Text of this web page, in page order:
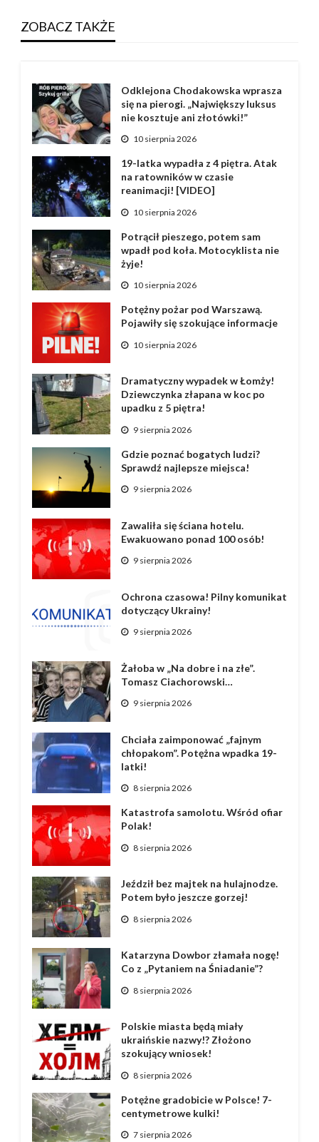
ZOBACZ TAKŻE
Odklejona Chodakowska wprasza
się na pierogi. „Największy luksus
nie kosztuje ani złotówki!”
10 sierpnia 2026
19-latka wypadła z 4 piętra. Atak
na ratowników w czasie
reanimacji! [VIDEO]
10 sierpnia 2026
Potrącił pieszego, potem sam
wpadł pod koła. Motocyklista nie
żyje!
10 sierpnia 2026
Potężny pożar pod Warszawą.
Pojawiły się szokujące informacje
10 sierpnia 2026
Dramatyczny wypadek w Łomży!
Dziewczynka złapana w koc po
upadku z 5 piętra!
9 sierpnia 2026
Gdzie poznać bogatych ludzi?
Sprawdź najlepsze miejsca!
9 sierpnia 2026
Zawaliła się ściana hotelu.
Ewakuowano ponad 100 osób!
9 sierpnia 2026
Ochrona czasowa! Pilny komunikat
dotyczący Ukrainy!
9 sierpnia 2026
Żałoba w „Na dobre i na złe”.
Tomasz Ciachorowski…
9 sierpnia 2026
Chciała zaimponować „fajnym
chłopakom”. Potężna wpadka 19-
latki!
8 sierpnia 2026
Katastrofa samolotu. Wśród ofiar
Polak!
8 sierpnia 2026
Jeździł bez majtek na hulajnodze.
Potem było jeszcze gorzej!
8 sierpnia 2026
Katarzyna Dowbor złamała nogę!
Co z „Pytaniem na Śniadanie”?
8 sierpnia 2026
Polskie miasta będą miały
ukraińskie nazwy!? Złożono
szokujący wniosek!
8 sierpnia 2026
Potężne gradobicie w Polsce! 7-
centymetrowe kulki!
7 sierpnia 2026